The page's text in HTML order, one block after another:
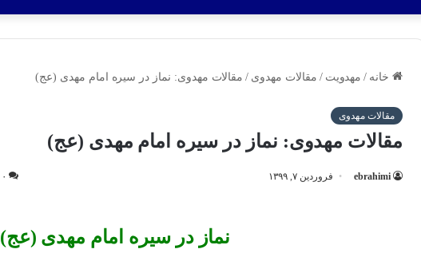
خانه / مهدویت / مقالات مهدوی / مقالات مهدوی: نماز در سیره امام مهدی (عج)
مقالات مهدوی
مقالات مهدوی: نماز در سیره امام مهدی (عج)
ebrahimi فروردین ۷, ۱۳۹۹ ۰
نماز در سیره امام مهدی (عج)